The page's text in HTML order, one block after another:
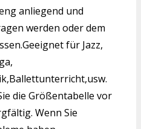
anliegend und
werden oder dem
für Jazz,
die Größentabelle vor
Wenn Sie